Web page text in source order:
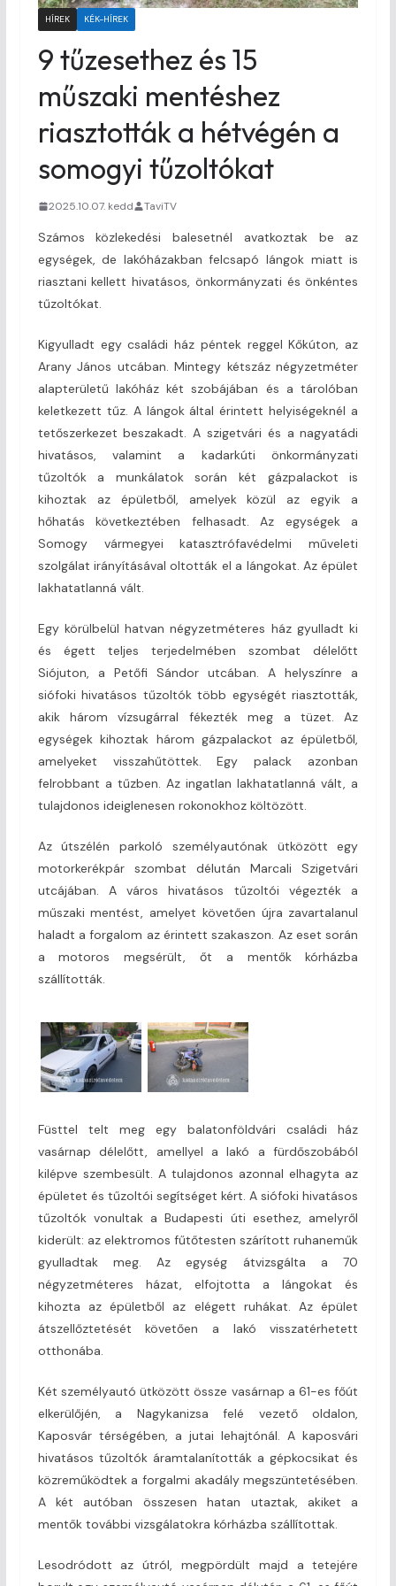
HÍREK KÉK-HÍREK
9 tűzesethez és 15
műszaki mentéshez
riasztották a hétvégén a
somogyi tűzoltókat
2025.10.07. kedd TaviTV
Számos közlekedési balesetnél avatkoztak be az
egységek, de lakóházakban felcsapó lángok miatt is
riasztani kellett hivatásos, önkormányzati és önkéntes
tűzoltókat.
Kigyulladt egy családi ház péntek reggel Kőkúton, az
Arany János utcában. Mintegy kétszáz négyzetméter
alapterületű lakóház két szobájában és a tárolóban
keletkezett tűz. A lángok által érintett helyiségeknél a
tetőszerkezet beszakadt. A szigetvári és a nagyatádi
hivatásos, valamint a kadarkúti önkormányzati
tűzoltók a munkálatok során két gázpalackot is
kihoztak az épületből, amelyek közül az egyik a
hőhatás következtében felhasadt. Az egységek a
Somogy vármegyei katasztrófavédelmi műveleti
szolgálat irányításával oltották el a lángokat. Az épület
lakhatatlanná vált.
Egy körülbelül hatvan négyzetméteres ház gyulladt ki
és égett teljes terjedelmében szombat délelőtt
Siójuton, a Petőfi Sándor utcában. A helyszínre a
siófoki hivatásos tűzoltók több egységét riasztották,
akik három vízsugárral fékezték meg a tüzet. Az
egységek kihoztak három gázpalackot az épületből,
amelyeket visszahűtöttek. Egy palack azonban
felrobbant a tűzben. Az ingatlan lakhatatlanná vált, a
tulajdonos ideiglenesen rokonokhoz költözött.
Az útszélén parkoló személyautónak ütközött egy
motorkerékpár szombat délután Marcali Szigetvári
utcájában. A város hivatásos tűzoltói végezték a
műszaki mentést, amelyet követően újra zavartalanul
haladt a forgalom az érintett szakaszon. Az eset során
a motoros megsérült, őt a mentők kórházba
szállították.
Füsttel telt meg egy balatonföldvári családi ház
vasárnap délelőtt, amellyel a lakó a fürdőszobából
kilépve szembesült. A tulajdonos azonnal elhagyta az
épületet és tűzoltói segítséget kért. A siófoki hivatásos
tűzoltók vonultak a Budapesti úti esethez, amelyről
kiderült: az elektromos fűtőtesten szárított ruhaneműk
gyulladtak meg. Az egység átvizsgálta a 70
négyzetméteres házat, elfojtotta a lángokat és
kihozta az épületből az elégett ruhákat. Az épület
átszellőztetését követően a lakó visszatérhetett
otthonába.
Két személyautó ütközött össze vasárnap a 61-es főút
elkerülőjén, a Nagykanizsa felé vezető oldalon,
Kaposvár térségében, a jutai lehajtónál. A kaposvári
hivatásos tűzoltók áramtalanították a gépkocsikat és
közreműködtek a forgalmi akadály megszüntetésében.
A két autóban összesen hatan utaztak, akiket a
mentők további vizsgálatokra kórházba szállítottak.
Lesodródott az útról, megpördült majd a tetejére